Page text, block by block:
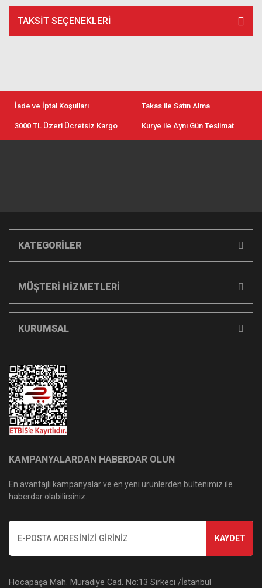
TAKSIT SEÇENEKLERI
İade ve İptal Koşulları Takas ile Satın Alma
3000 TL Üzeri Ücretsiz Kargo Kurye ile Aynı Gün Teslimat
KATEGORİLER
MÜŞTERİ HİZMETLERİ
KURUMSAL
KAMPANYALARDAN HABERDAR OLUN
En avantajlı kampanyalar ve en yeni ürünlerden bültenimiz ile
haberdar olabilirsiniz.
KAYDET
Hocapaşa Mah. Muradiye Cad. No:13 Sirkeci /İstanbul